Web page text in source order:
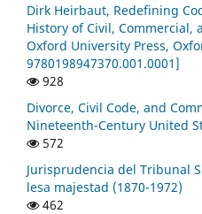
Dirk Heirbaut, Redefining
History of Civil, Commercial,
Oxford University Press,
9780198947370.001.0001]
928
Divorce, Civil Code, and
Nineteenth-Century United
572
Jurisprudencia del Tribunal
lesa majestad (1870-1972)
462